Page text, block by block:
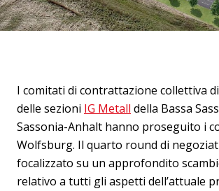
I comitati di contrattazione collettiva
delle sezioni IG Metall della Bassa
Sassonia-Anhalt hanno proseguito i
Wolfsburg. Il quarto round di
focalizzato su un approfondito
relativo a tutti gli aspetti dell’attuale